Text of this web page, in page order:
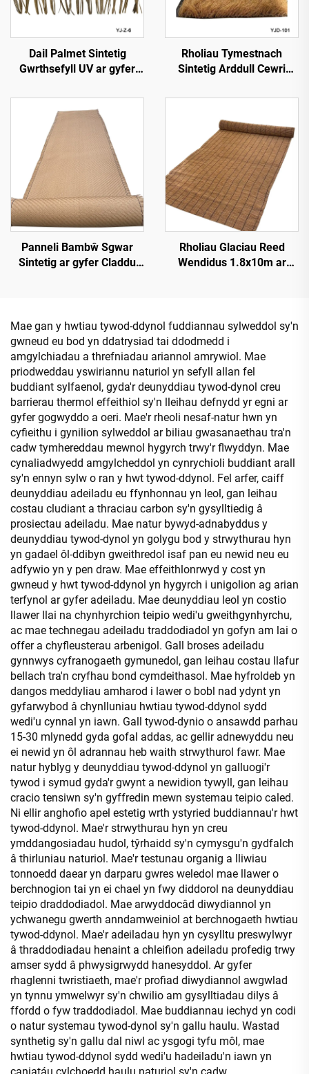
Dail Palmet Sintetig
Gwrthsefyll UV ar gyfer
Rholiau Tymestnach
Sintetig Arddull Cewri
Gosod Cyflym
Panneli Bambŵ Sgwar
Sintetig ar gyfer Claddu
Rholiau Glaciau Reed
Wendidus 1.8x10m ar
Mae gan y hwtiau tywod-ddynol fuddiannau sylweddol sy'n
gwneud eu bod yn ddatrysiad tai ddodmedd i
amgylchiadau a threfniadau ariannol amrywiol. Mae
priodweddau yswiriannu naturiol yn sefyll allan fel
buddiant sylfaenol, gyda'r deunyddiau tywod-dynol creu
barrierau thermol effeithiol sy'n lleihau defnydd yr egni ar
gyfer gogwyddo a oeri. Mae'r rheoli nesaf-natur hwn yn
cyfieithu i gynilion sylweddol ar biliau gwasanaethau tra'n
cadw tymhereddau mewnol hygyrch trwy'r flwyddyn. Mae
cynaliadwyedd amgylcheddol yn cynrychioli buddiant arall
sy'n ennyn sylw o ran y hwt tywod-ddynol. Fel arfer, caiff
deunyddiau adeiladu eu ffynhonnau yn leol, gan leihau
costau cludiant a thraciau carbon sy'n gysylltiedig â
prosiectau adeiladu. Mae natur bywyd-adnabyddus y
deunyddiau tywod-dynol yn golygu bod y strwythurau hyn
yn gadael ôl-ddibyn gweithredol isaf pan eu newid neu eu
adfywio yn y pen draw. Mae effeithlonrwyd y cost yn
gwneud y hwt tywod-ddynol yn hygyrch i unigolion ag arian
terfynol ar gyfer adeiladu. Mae deunyddiau leol yn costio
llawer llai na chynhyrchion teipio wedi'u gweithgynhyrchu,
ac mae technegau adeiladu traddodiadol yn gofyn am lai o
offer a chyfleusterau arbenigol. Gall broses adeiladu
gynnwys cyfranogaeth gymunedol, gan leihau costau llafur
bellach tra'n cryfhau bond cymdeithasol. Mae hyfroldeb yn
dangos meddyliau amharod i lawer o bobl nad ydynt yn
gyfarwybod â chynlluniau hwtiau tywod-ddynol sydd
wedi'u cynnal yn iawn. Gall tywod-dynio o ansawdd parhau
15-30 mlynedd gyda gofal addas, ac gellir adnewyddu neu
ei newid yn ôl adrannau heb waith strwythurol fawr. Mae
natur hyblyg y deunyddiau tywod-ddynol yn galluogi'r
tywod i symud gyda'r gwynt a newidion tywyll, gan leihau
cracio tensiwn sy'n gyffredin mewn systemau teipio caled.
Ni ellir anghofio apel estetig wrth ystyried buddiannau'r hwt
tywod-ddynol. Mae'r strwythurau hyn yn creu
ymddangosiadau hudol, tŷrhaidd sy'n cymysgu'n gydfalch
â thirluniau naturiol. Mae'r testunau organig a lliwiau
tonnoedd daear yn darparu gwres weledol mae llawer o
berchnogion tai yn ei chael yn fwy diddorol na deunyddiau
teipio draddodiadol. Mae arwyddocâd diwydiannol yn
ychwanegu gwerth anndamweiniol at berchnogaeth hwtiau
tywod-ddynol. Mae'r adeiladau hyn yn cysylltu preswylwyr
â thraddodiadau henaint a chleifion adeiladu profedig trwy
amser sydd â phwysigrwydd hanesyddol. Ar gyfer
rhaglenni twristiaeth, mae'r profiad diwydiannol awgwlad
yn tynnu ymwelwyr sy'n chwilio am gysylltiadau dilys â
ffordd o fyw traddodiadol. Mae buddiannau iechyd yn codi
o natur systemau tywod-dynol sy'n gallu haulu. Wastad
synthetig sy'n gallu dal niwl ac ysgogi tyfu môl, mae
hwtiau tywod-ddynol sydd wedi'u hadeiladu'n iawn yn